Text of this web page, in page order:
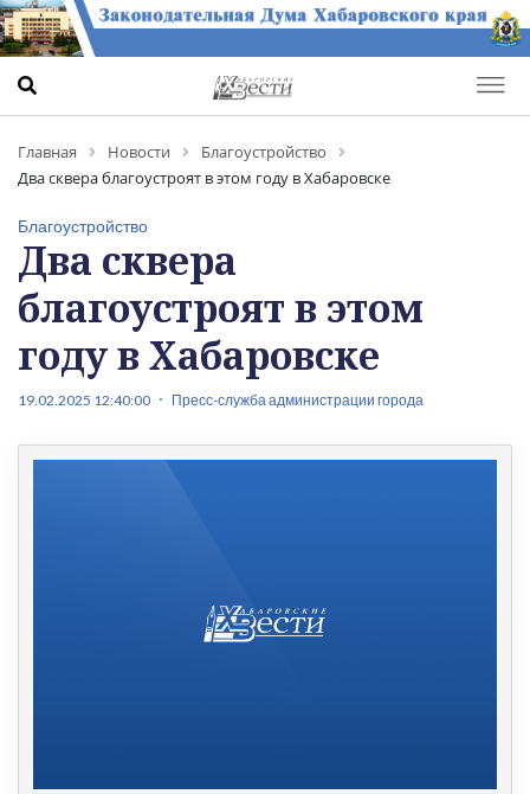
Главная Новости
Благоустройство
Два сквера благоустроят в этом году в Хабаровске
Благоустройство
Два сквера
благоустроят в этом
году в Хабаровске
19.02.2025 12:40:00 Пресс-служба администрации города